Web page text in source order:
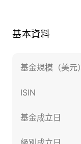
基本資料
基金規模（美元）
ISIN
基金成立日